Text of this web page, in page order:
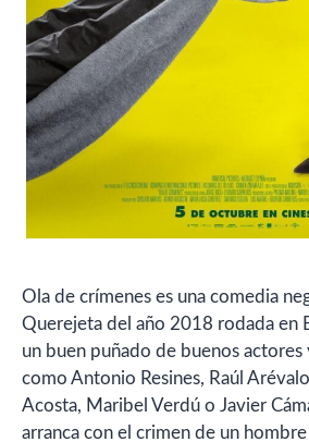
Ola de crímenes es una comedia
Querejeta del año 2018 rodada en
un buen puñado de buenos actores
como Antonio Resines, Raúl
Acosta, Maribel Verdú o Javier
arranca con el crimen de un